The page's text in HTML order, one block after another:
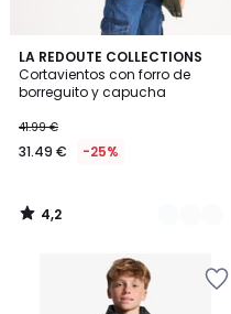
LA REDOUTE COLLECTIONS
Cortavientos con forro de
borreguito y capucha
€
en
de
41.99
41.99 €
31.49 € -25%
4,2
/ 5
3
Colores
4,2
/